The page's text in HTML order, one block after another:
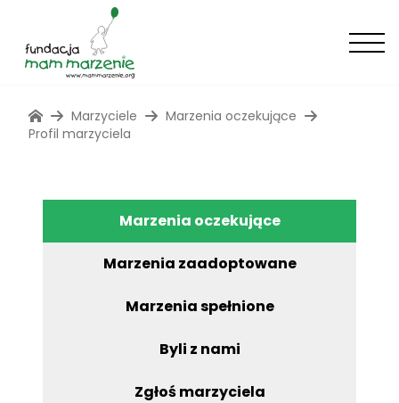
Marzyciele
Marzenia oczekujące
Profil marzyciela
Marzenia oczekujące
Marzenia zaadoptowane
Marzenia spełnione
Byli z nami
Zgłoś marzyciela